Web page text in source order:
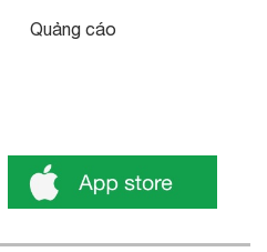
Quảng cáo